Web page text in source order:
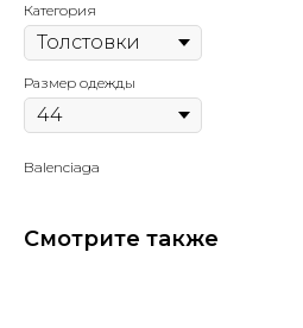
Категория
Размер одежды
Balenciaga
Смотрите также